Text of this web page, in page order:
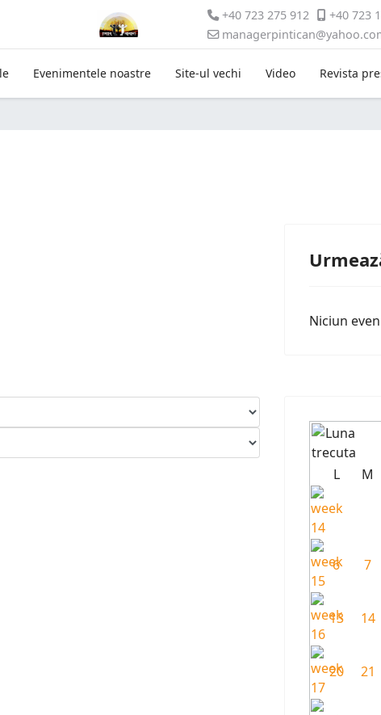
+40 723 275 912
+40 723
Evenimentele noastre Site-ul vechi Video Revista
Niciun
L
M
6 7
13 14
20 21